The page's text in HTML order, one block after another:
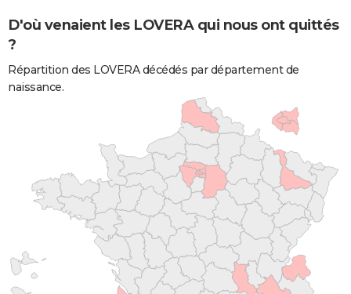
D'où venaient les LOVERA qui nous ont quittés
?
Répartition des LOVERA décédés par département de
naissance.